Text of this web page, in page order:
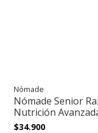
Nómade
Nómade Senior
Nutrición
$34.900